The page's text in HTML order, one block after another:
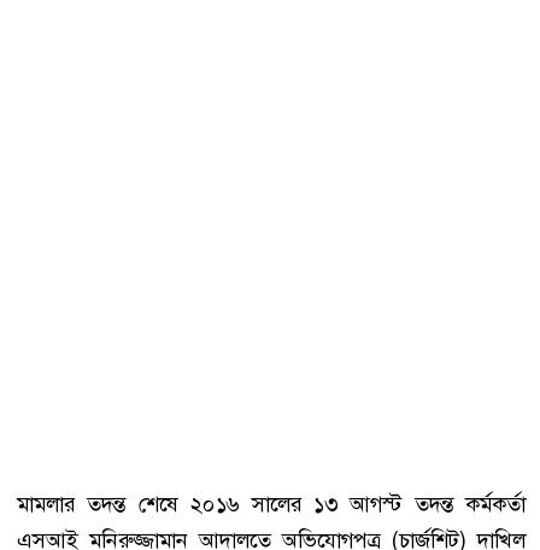
মামলার তদন্ত শেষে ২০১৬ সালের ১৩ আগস্ট তদন্ত কর্মকর্তা
এসআই মনিরুজ্জামান আদালতে অভিযোগপত্র (চার্জশিট) দাখিল